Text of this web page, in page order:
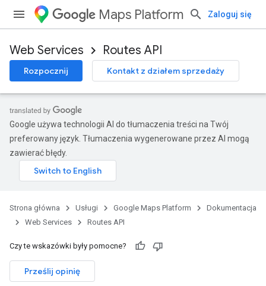
Maps Platform Zaloguj się
Web Services Routes API
Rozpocznij Kontakt z działem sprzedaży
Google używa technologii AI do tłumaczenia treści na Twój
preferowany język. Tłumaczenia wygenerowane przez AI mogą
zawierać błędy.
Strona główna Usługi Google Maps Platform
Dokumentacja
Web Services
Routes API
Czy te wskazówki były pomocne?
Prześlij opinię